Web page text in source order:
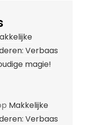
Verbaas
magie!
Makkelijke
Verbaas